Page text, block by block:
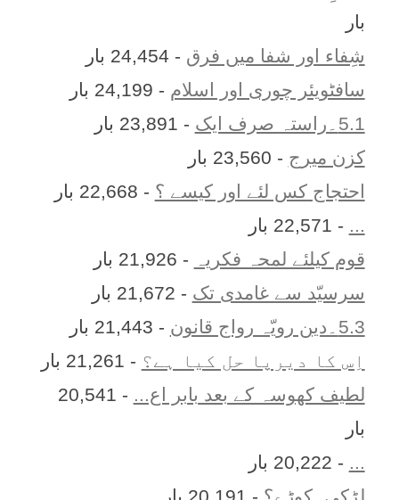
بار
شِفاء اور شفا میں فرق - 24,454 بار
سافٹویئر چوری اور اسلام - 24,199 بار
5.1۔راستہ صرف ایک
- 23,891 بار
کزن ميرج - 23,560 بار
احتجاج کس لئے اور کیسے ؟ - 22,668 بار
... - 22,571 بار
قوم کیلئے لمحہ فکریہ
- 21,926 بار
سرسیّد سے غامدی تک - 21,672 بار
5.3۔دین رویّہ رواج قانون
- 21,443 بار
اِس کا ديرپا حل کيا ہے؟ - 21,261 بار
لطیف کھوسہ کے بعد بابر اع...
- 20,541
بار
... - 20,222 بار